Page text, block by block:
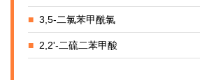
■3,5-二氯苯甲酰氯
■ 2,2'-二硫二苯甲酸